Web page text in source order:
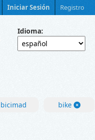
Iniciar Sesión Registro
Idioma
bicimad bike